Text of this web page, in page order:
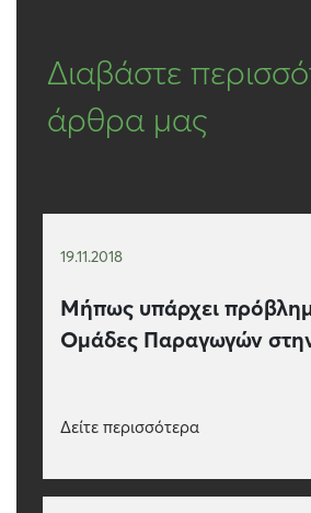
Διαβάστε
άρθρα μας
19.11.2018
Μήπως υπάρχει
Ομάδες Παραγωγών
Δείτε περισσότερα